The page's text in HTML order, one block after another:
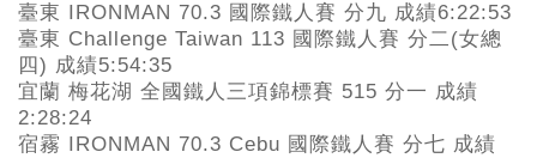
臺東 IRONMAN 70.3 國際鐵人賽 分九 成績6:22:53
臺東 Challenge Taiwan 113 國際鐵人賽 分二(女總
四) 成績5:54:35
宜蘭 梅花湖 全國鐵人三項錦標賽 515 分一 成績
2:28:24
宿霧
IRONMAN 70.3 Cebu 國際鐵人賽 分七 成績